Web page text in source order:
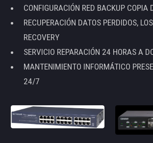
CONFIGURACIÓN RED BACKUP COPIA
RECUPERACIÓN DATOS PERDIDOS,
RECOVERY
SERVICIO REPARACIÓN 24 HORAS A
MANTENIMIENTO INFORMÁTICO
24/7